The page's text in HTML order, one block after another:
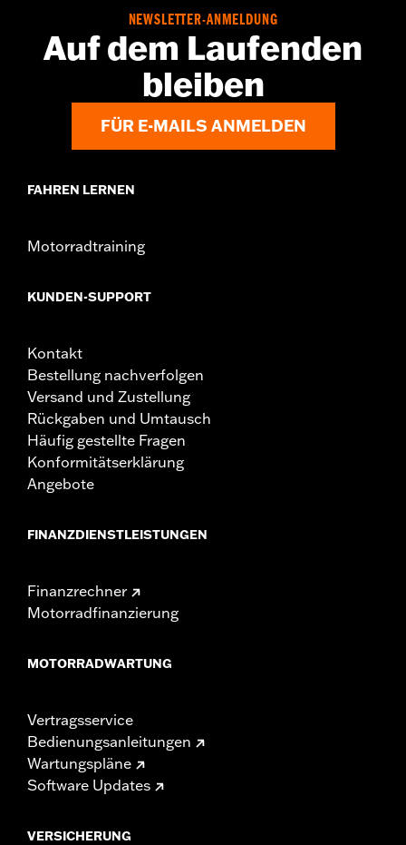
Rotor und verchromte Befestigungsteile
NEWSLETTER-ANMELDUNG
Auf dem Laufenden
bleiben
FÜR E-MAILS ANMELDEN
FAHREN LERNEN
Motorradtraining
KUNDEN-SUPPORT
Kontakt
Bestellung nachverfolgen
Versand und Zustellung
Rückgaben und Umtausch
Häufig gestellte Fragen
Konformitätserklärung
Angebote
FINANZDIENSTLEISTUNGEN
Finanzrechner
Motorradfinanzierung
MOTORRADWARTUNG
Vertragsservice
Bedienungsanleitungen
Wartungspläne
Software Updates
VERSICHERUNG